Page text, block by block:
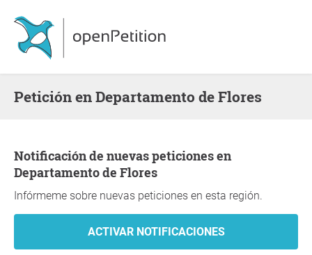
Petición en Departamento de Flores
Notificación de nuevas peticiones en
Departamento de Flores
Infórmeme sobre nuevas peticiones en esta región.